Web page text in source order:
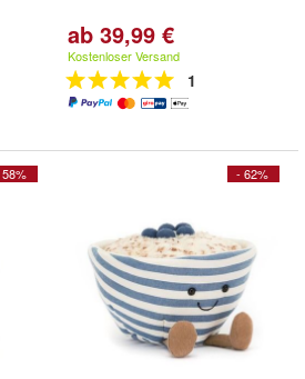
ab 39,99 €
Kostenloser Versand
1
- 62%